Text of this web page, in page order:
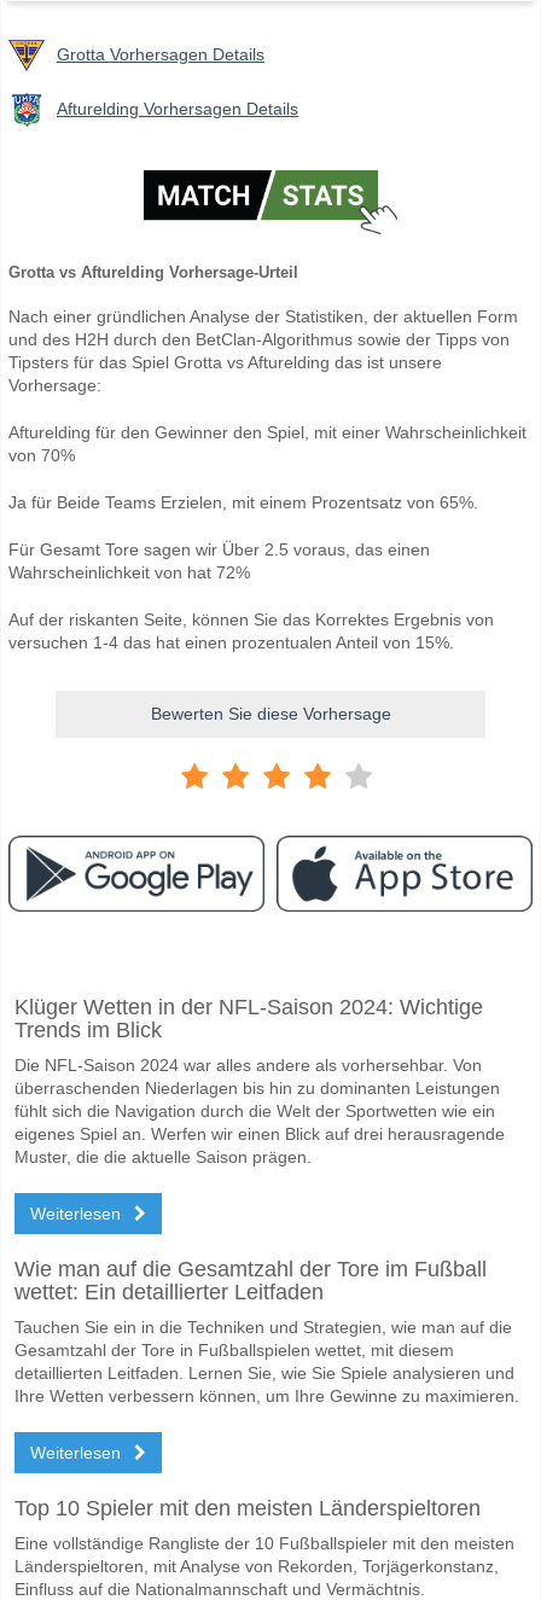
Grotta Vorhersagen Details
Afturelding Vorhersagen Details
Grotta vs Afturelding Vorhersage-Urteil
Nach einer gründlichen Analyse der Statistiken, der aktuellen Form
und des H2H durch den BetClan-Algorithmus sowie der Tipps von
Tipsters für das Spiel Grotta vs Afturelding das ist unsere
Vorhersage:
Afturelding für den Gewinner den Spiel, mit einer Wahrscheinlichkeit
von 70%
Ja für Beide Teams Erzielen, mit einem Prozentsatz von 65%.
Für Gesamt Tore sagen wir Über 2.5 voraus, das einen
Wahrscheinlichkeit von hat 72%
Auf der riskanten Seite, können Sie das Korrektes Ergebnis von
versuchen 1-4 das hat einen prozentualen Anteil von 15%.
Bewerten Sie diese Vorhersage
Das Spiel zwischen Grotta v Afturelding 18 May 2026 20:15.
Afturelding für den Gewinner den Spiel, mit einer Wahrscheinlichkeit
Werden beide Teams im Spiel punkten Grotta v
Ja für Beide Teams Erzielen, mit einem Prozentsatz von 65%.
Wofür ist die richtige Ergebnisprognose Grotta v
Klüger Wetten in der NFL-Saison 2024: Wichtige
Trends im Blick
Die NFL-Saison 2024 war alles andere als vorhersehbar. Von
überraschenden Niederlagen bis hin zu dominanten Leistungen
fühlt sich die Navigation durch die Welt der Sportwetten wie ein
eigenes Spiel an. Werfen wir einen Blick auf drei herausragende
Muster, die die aktuelle Saison prägen.
Weiterlesen
Wie man auf die Gesamtzahl der Tore im Fußball
wettet: Ein detaillierter Leitfaden
Tauchen Sie ein in die Techniken und Strategien, wie man auf die
Gesamtzahl der Tore in Fußballspielen wettet, mit diesem
detaillierten Leitfaden. Lernen Sie, wie Sie Spiele analysieren und
Ihre Wetten verbessern können, um Ihre Gewinne zu maximieren.
Weiterlesen
Top 10 Spieler mit den meisten Länderspieltoren
Eine vollständige Rangliste der 10 Fußballspieler mit den meisten
Länderspieltoren, mit Analyse von Rekorden, Torjägerkonstanz,
Einfluss auf die Nationalmannschaft und Vermächtnis.